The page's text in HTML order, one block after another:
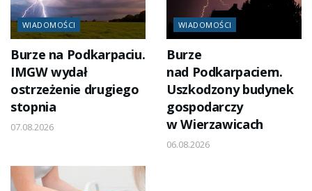
WIADOMOŚCI
Burze na Podkarpaciu.
IMGW wydał
ostrzeżenie drugiego
stopnia
07.08.2026
WIADOMOŚCI
Burze
nad Podkarpaciem.
Uszkodzony budynek
gospodarczy
w Wierzawicach
06.08.2026